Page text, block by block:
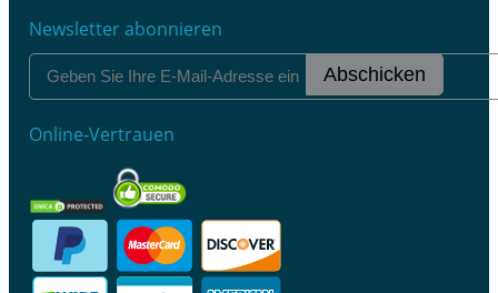
Newsletter abonnieren
Abschicken
Online-Vertrauen